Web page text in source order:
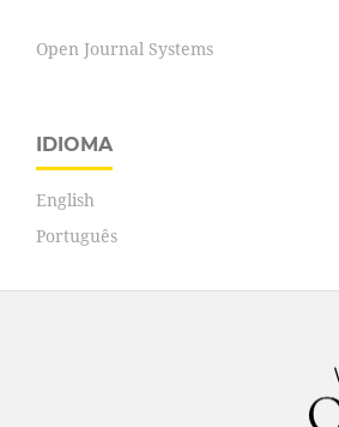
Open Journal Systems
IDIOMA
English
Português